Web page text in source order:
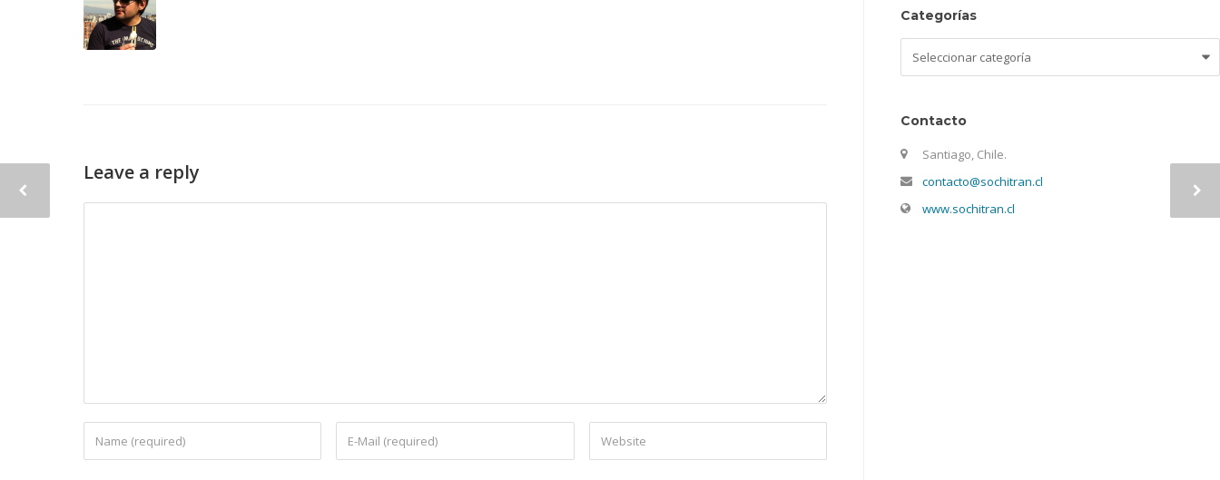
Leave a reply
Categorías
Contacto
Santiago, Chile.
contacto@sochitran.cl
www.sochitran.cl